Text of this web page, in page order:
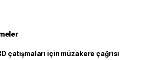
çatışmaları için müzakere çağrısı